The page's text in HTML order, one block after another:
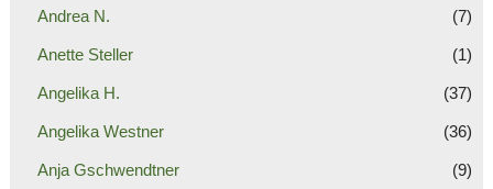
Andrea N. (7)
Anette Steller (1)
Angelika H. (37)
Angelika Westner (36)
Anja Gschwendtner (9)